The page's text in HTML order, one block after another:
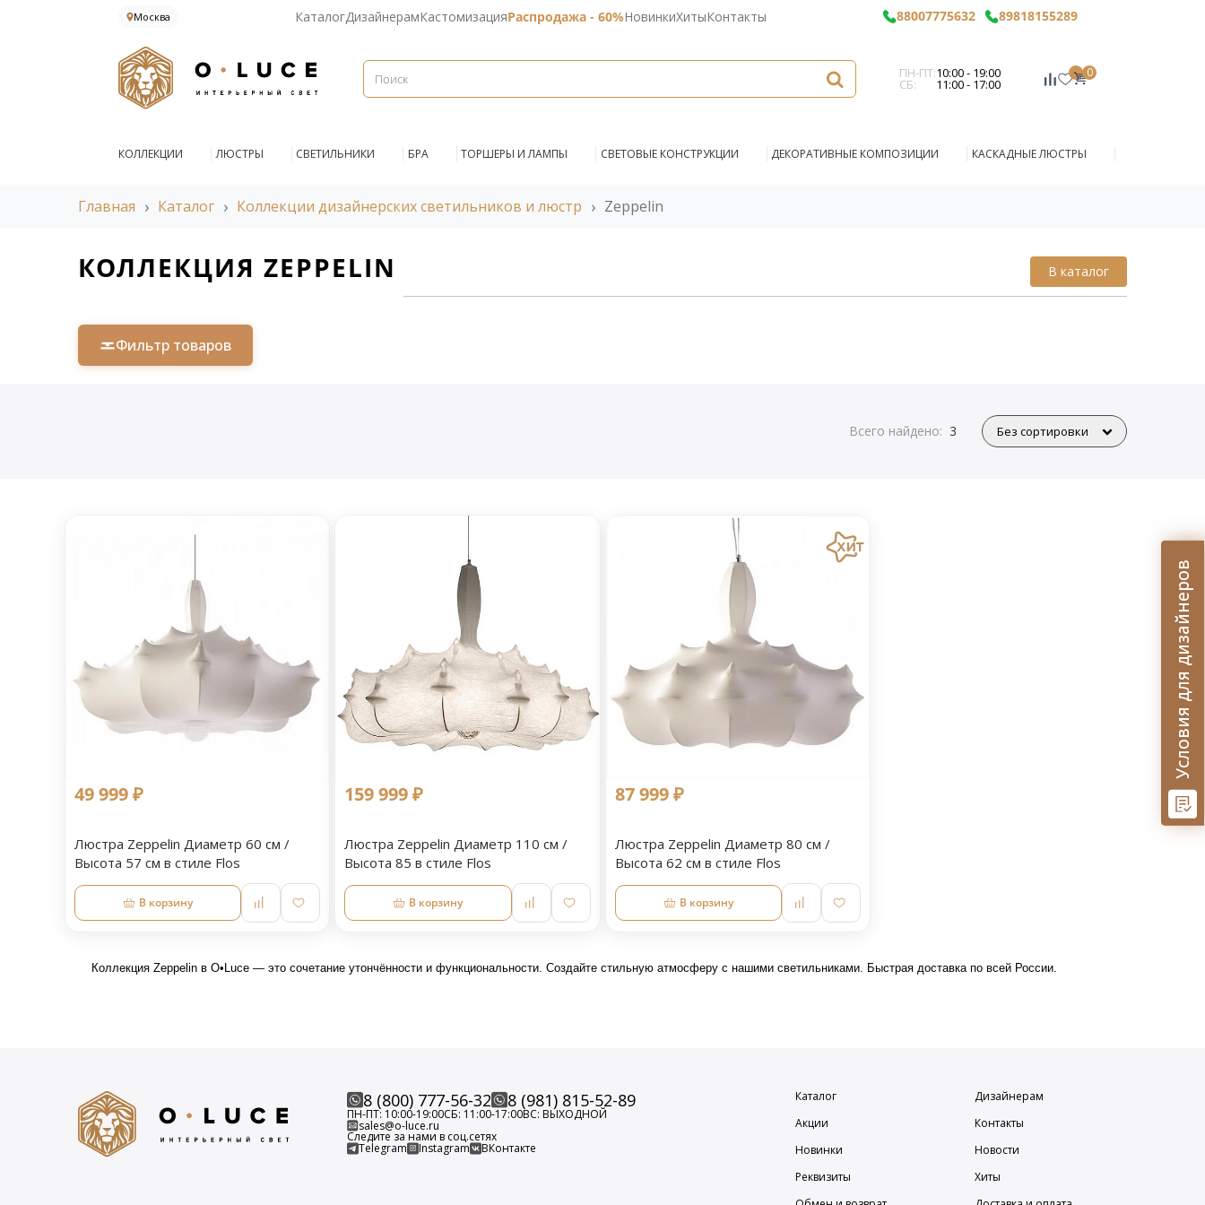
Москва КаталогДизайнерамКастомизацияРаспродажа - 60%НовинкиХитыКонтакты 88007775632 89818155289
ПН-ПТ:10:00 - 19:00
СБ: 11:00 - 17:00
0
КОЛЛЕКЦИИ ЛЮСТРЫ СВЕТИЛЬНИКИ БРА ТОРШЕРЫ И ЛАМПЫ СВЕТОВЫЕ КОНСТРУКЦИИ ДЕКОРАТИВНЫЕ КОМПОЗИЦИИ КАСКАДНЫЕ ЛЮСТРЫ
Главная Каталог Коллекции дизайнерских светильников и люстр Zeppelin
КОЛЛЕКЦИЯ ZEPPELIN В каталог
Фильтр товаров
Всего найдено: 3
49 999 ₽
Люстра Zeppelin Диаметр 60 см /
Высота 57 см в стиле Flos
В корзину
159 999 ₽
Люстра Zeppelin Диаметр 110 см /
Высота 85 в стиле Flos
В корзину
87 999 ₽
Люстра Zeppelin Диаметр 80 см /
Высота 62 см в стиле Flos
В корзину
Коллекция Zeppelin в O•Luce — это сочетание утончённости и функциональности. Создайте стильную атмосферу с нашими светильниками. Быстрая доставка по всей России.
8 (800) 777-56-32 8 (981) 815-52-89
ПН-ПТ: 10:00-19:00СБ: 11:00-17:00ВС: ВЫХОДНОЙ
sales@o-luce.ru
Следите за нами в соц.сетях
Telegram Instagram ВКонтакте
Каталог
Дизайнерам
Акции
Контакты
Новинки
Новости
Реквизиты
Хиты
Условия для дизайнеров